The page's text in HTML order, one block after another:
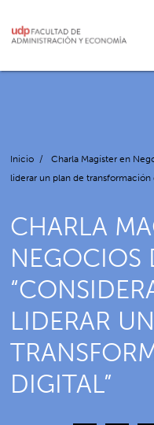
Inicio /
Charla Magíster en
liderar un plan de transformación
CHARLA
NEGOCIOS
LIDERAR
DIGITAL”